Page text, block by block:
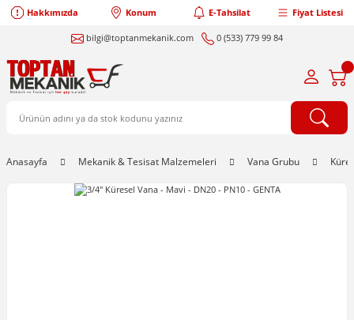
Hakkımızda Konum E-Tahsilat Fiyat Listesi
bilgi@toptanmekanik.com 0 (533) 779 99 84
Anasayfa Mekanik & Tesisat Malzemeleri Vana Grubu